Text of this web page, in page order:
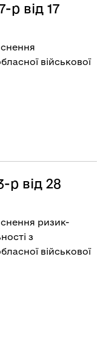
від 17
військової
від 28
ризик-
з
військової